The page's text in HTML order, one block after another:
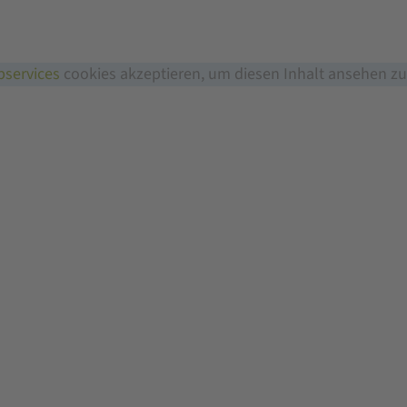
cookies akzeptieren, um diesen Inhalt ansehen